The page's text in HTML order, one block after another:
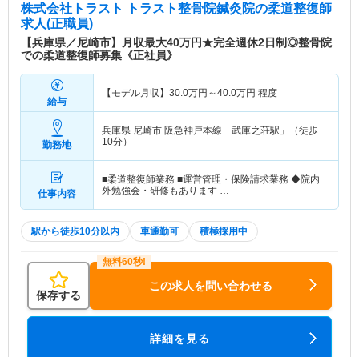
株式会社トラスト トラスト整骨院鍼灸院の柔道整復師
求人(正職員)
【兵庫県／尼崎市】月収最大40万円★完全週休2日制◎整骨院
での柔道整復師募集《正社員》
給与
【モデル月収】 30.0万円～40.0万円 程度
勤務地
兵庫県 尼崎市 阪急神戸本線「武庫之荘駅」（徒歩
10分）
仕事内容
■柔道整復師業務 ■運営管理・保険請求業務 ◆院内
外勉強会・研修もあります …
駅から徒歩10分以内 車通勤可 積極採用中
保存する
この求人を問い合わせる
詳細を見る